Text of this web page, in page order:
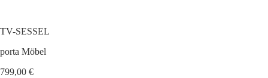
TV-SESSEL
porta Möbel
799,00 €